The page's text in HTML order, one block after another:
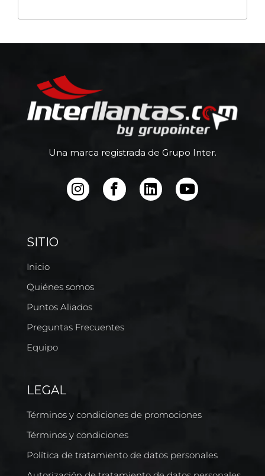
Una marca registrada de Grupo Inter.
SITIO
Inicio
Quiénes somos
Puntos Aliados
Preguntas Frecuentes
Equipo
LEGAL
Términos y condiciones de promociones
Términos y condiciones
Política de tratamiento de datos personales